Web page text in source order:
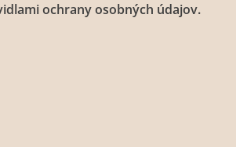
ochrany osobných údajov.